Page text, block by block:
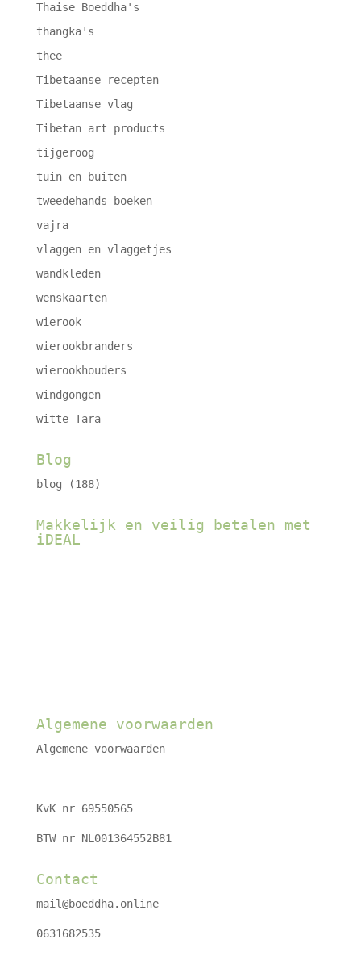
Thaise Boeddha's
thangka's
thee
Tibetaanse recepten
Tibetaanse vlag
Tibetan art products
tijgeroog
tuin en buiten
tweedehands boeken
vajra
vlaggen en vlaggetjes
wandkleden
wenskaarten
wierook
wierookbranders
wierookhouders
windgongen
witte Tara
Blog
blog (188)
Makkelijk en veilig betalen met
iDEAL
Algemene voorwaarden
Algemene voorwaarden
KvK nr 69550565
BTW nr NL001364552B81
Contact
mail@boeddha.online
0631682535